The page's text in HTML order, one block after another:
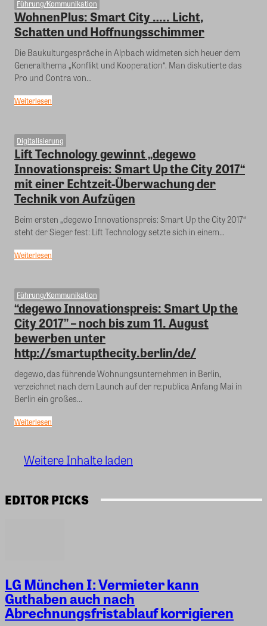
Führung/Kommunikation
WohnenPlus: Smart City ….. Licht,
Schatten und Hoffnungsschimmer
Die Baukulturgespräche in Alpbach widmeten sich heuer dem
Generalthema „Konflikt und Kooperation“. Man diskutierte das
Pro und Contra von...
Weiterlesen
Digitalisierung
Lift Technology gewinnt „degewo
Innovationspreis: Smart Up the City 2017“
mit einer Echtzeit-Überwachung der
Technik von Aufzügen
Beim ersten „degewo Innovationspreis: Smart Up the City 2017“
steht der Sieger fest: Lift Technology setzte sich in einem...
Weiterlesen
Führung/Kommunikation
“degewo Innovationspreis: Smart Up the
City 2017” – noch bis zum 11. August
bewerben unter
http://smartupthecity.berlin/de/
degewo, das führende Wohnungsunternehmen in Berlin,
verzeichnet nach dem Launch auf der re:publica Anfang Mai in
Berlin ein großes...
Weiterlesen
Weitere Inhalte laden
EDITOR PICKS
LG München I: Vermieter kann
Guthaben auch nach
Abrechnungsfristablauf korrigieren